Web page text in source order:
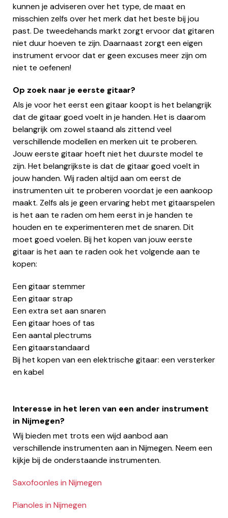
kunnen je adviseren over het type, de maat en
misschien zelfs over het merk dat het beste bij jou
past. De tweedehands markt zorgt ervoor dat gitaren
niet duur hoeven te zijn. Daarnaast zorgt een eigen
instrument ervoor dat er geen excuses meer zijn om
niet te oefenen!
Op zoek naar je eerste gitaar?
Als je voor het eerst een gitaar koopt is het belangrijk
dat de gitaar goed voelt in je handen. Het is daarom
belangrijk om zowel staand als zittend veel
verschillende modellen en merken uit te proberen.
Jouw eerste gitaar hoeft niet het duurste model te
zijn. Het belangrijkste is dat de gitaar goed voelt in
jouw handen. Wij raden altijd aan om eerst de
instrumenten uit te proberen voordat je een aankoop
maakt. Zelfs als je geen ervaring hebt met gitaarspelen
is het aan te raden om hem eerst in je handen te
houden en te experimenteren met de snaren. Dit
moet goed voelen. Bij het kopen van jouw eerste
gitaar is het aan te raden ook het volgende aan te
kopen:
Een gitaar stemmer
Een gitaar strap
Een extra set aan snaren
Een gitaar hoes of tas
Een aantal plectrums
Een gitaarstandaard
Bij het kopen van een elektrische gitaar: een versterker
en kabel
Interesse in het leren van een ander instrument
in Nijmegen?
Wij bieden met trots een wijd aanbod aan
verschillende instrumenten aan in Nijmegen. Neem een
kijkje bij de onderstaande instrumenten.
Saxofoonles in Nijmegen
Pianoles in Nijmegen